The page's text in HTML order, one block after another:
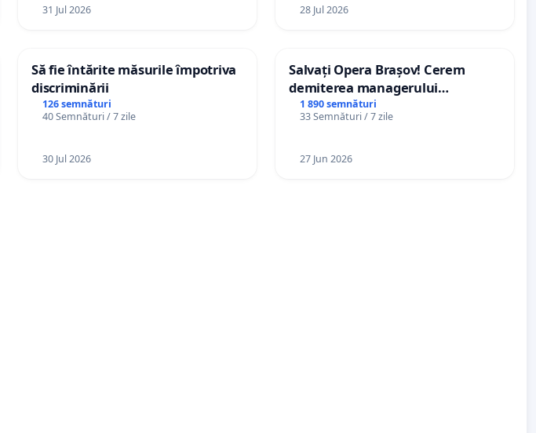
31 Jul 2026 28 Jul 2026
Să fie întărite măsurile împotriva
discriminării
126 semnături
40 Semnături / 7 zile
30 Jul 2026
Salvați Opera Brașov! Cerem
demiterea managerului
interimar, Petrean Lucian-Marius!
1 890 semnături
33 Semnături / 7 zile
27 Jun 2026